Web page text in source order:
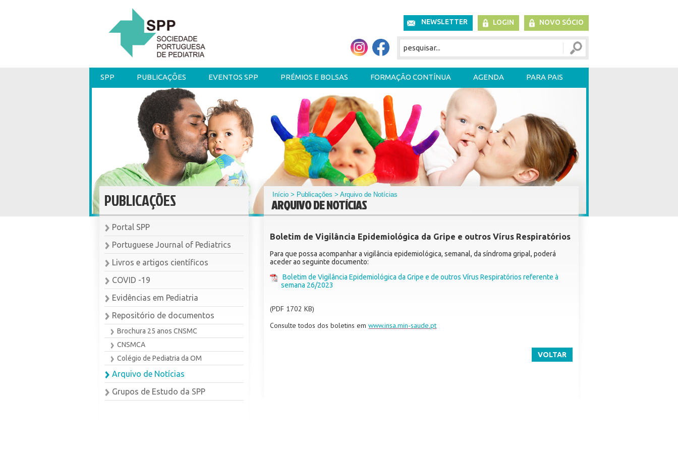
NEWSLETTER LOGIN NOVO SÓCIO
SPP PUBLICAÇÕES EVENTOS SPP PRÉMIOS E BOLSAS FORMAÇÃO CONTÍNUA AGENDA PARA PAIS
PUBLICAÇÕES
Portal SPP
Portuguese Journal of Pediatrics
Livros e artigos científicos
COVID -19
Evidências em Pediatria
Repositório de documentos
Brochura 25 anos CNSMC
CNSMCA
Colégio de Pediatria da OM
Arquivo de Notícias
Grupos de Estudo da SPP
Início > Publicações > Arquivo de Notícias
ARQUIVO DE NOTÍCIAS
Boletim de Vigilância Epidemiológica da Gripe e outros Vírus Respiratórios
Para que possa acompanhar a vigilância epidemiológica, semanal, da síndroma gripal, poderá
aceder ao seguinte documento:
Boletim de Vigilância Epidemiológica da Gripe e de outros Vírus Respiratórios referente à
semana 26/2023
(PDF 1702 KB)
Consulte todos dos boletins emwww.insa.min-saude.pt
VOLTAR